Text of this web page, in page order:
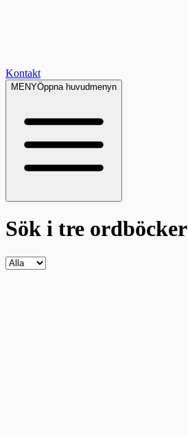
Kontakt
MENYÖppna huvudmenyn
Sök i tre ordböcker